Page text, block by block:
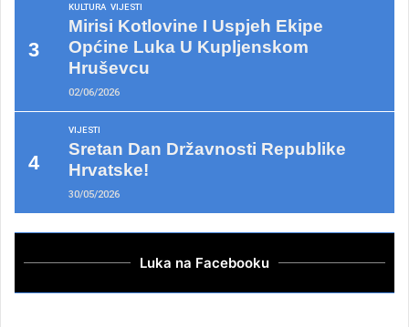
KULTURA VIJESTI
Mirisi Kotlovine I Uspjeh Ekipe
Općine Luka U Kupljenskom
Hruševcu
02/06/2026
VIJESTI
Sretan Dan Državnosti Republike
Hrvatske!
30/05/2026
Luka na Facebooku